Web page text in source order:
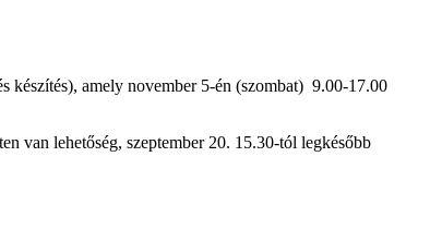
készítés), amely november 5-én (szombat) 9.00-17.00
van lehetőség, szeptember 20. 15.30-tól legkésőbb